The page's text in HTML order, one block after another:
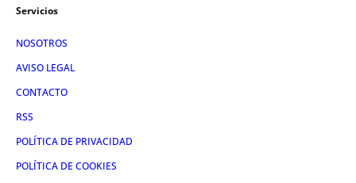
Servicios
NOSOTROS
AVISO LEGAL
CONTACTO
RSS
POLÍTICA DE PRIVACIDAD
POLÍTICA DE COOKIES